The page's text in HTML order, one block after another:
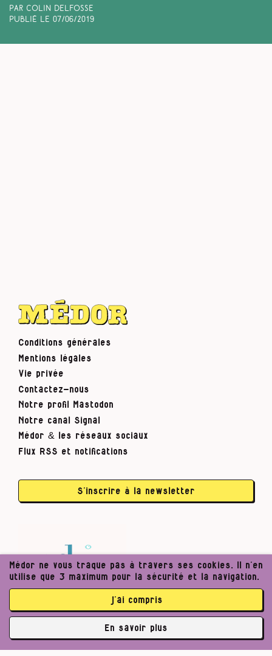
Par Colin Delfosse
Publié le 07/06/2019
Conditions générales
Mentions légales
Vie privée
Contactez-nous
Notre profil Mastodon
Notre canal Signal
Médor & les réseaux sociaux
Flux RSS et notifications
S’inscrire à la newsletter
Médor ne vous traque pas à travers ses cookies. Il n’en
utilise que 3 maximum pour la sécurité et la navigation.
j’ai compris
En savoir plus